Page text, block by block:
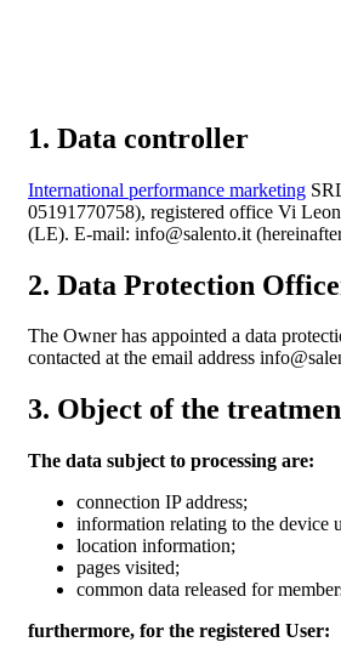
1. Data controller
International performance marketing
05191770758), registered office Vi
(LE). E-mail: info@salento.it
2. Data Protection
The Owner has appointed a data
contacted at the email address
3. Object of the
The data subject to processing are:
connection IP address;
information relating to the device
location information;
pages visited;
common data released for
furthermore, for the registered User: